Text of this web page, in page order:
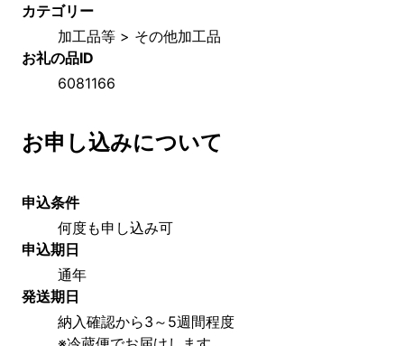
カテゴリー
加工品等 > その他加工品
お礼の品ID
6081166
お申し込みについて
申込条件
何度も申し込み可
申込期日
通年
発送期日
納入確認から3～5週間程度